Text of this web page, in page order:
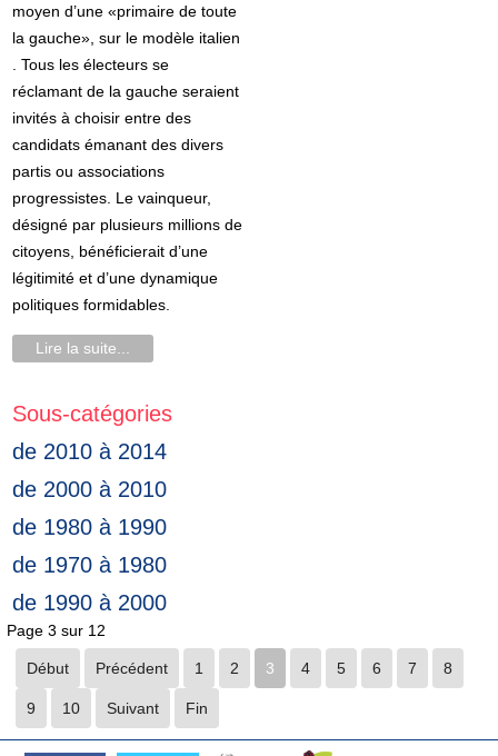
moyen d’une «primaire de toute
la gauche», sur le modèle italien
. Tous les électeurs se
réclamant de la gauche seraient
invités à choisir entre des
candidats émanant des divers
partis ou associations
progressistes. Le vainqueur,
désigné par plusieurs millions de
citoyens, bénéficierait d’une
légitimité et d’une dynamique
politiques formidables.
Lire la suite...
Sous-catégories
de 2010 à 2014
de 2000 à 2010
de 1980 à 1990
de 1970 à 1980
de 1990 à 2000
Page 3 sur 12
Début Précédent 1 2 3 4 5 6 7 8
9 10 Suivant Fin